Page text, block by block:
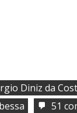
Diniz da
51